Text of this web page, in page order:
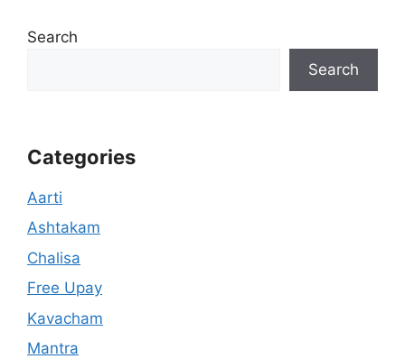
Search
Search
Categories
Aarti
Ashtakam
Chalisa
Free Upay
Kavacham
Mantra